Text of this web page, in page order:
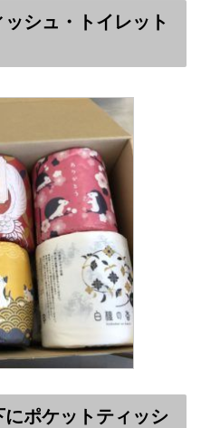
シュ・トイレット
にポケットティッシ